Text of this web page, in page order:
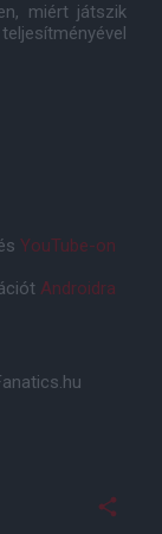
miért játszik
YouTube-on
Androidra